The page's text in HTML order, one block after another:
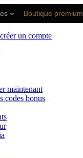
Boutique premium
Aide aux joueurs
créer un compte
maintenant
codes bonus